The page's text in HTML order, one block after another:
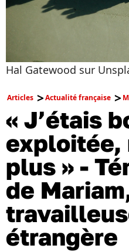
Hal Gatewood sur
Articles Actualité française
« J’étais
exploitée,
plus » -
de
étrangère